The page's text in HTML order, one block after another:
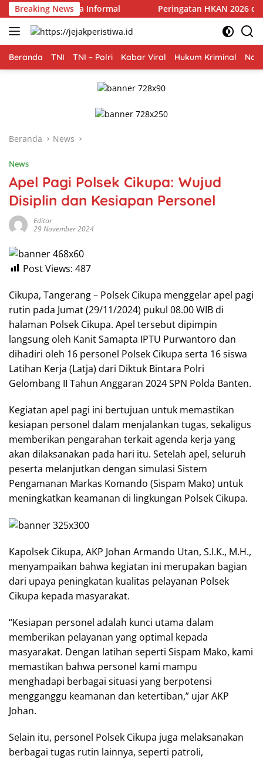
Langsung
ke
konten
Breaking News
Pekerja Informal Peringatan HKAN 2026 di
Beranda TNI TNI – Polri Kabar Viral Hukum Kriminal
Beranda News
News
Apel Pagi Polsek Cikupa: Wujud
Disiplin dan Kesiapan Personel
Editor
29 November 2024
Post Views: 487
Cikupa, Tangerang – Polsek Cikupa menggelar apel pagi
rutin pada Jumat (29/11/2024) pukul 08.00 WIB di
halaman Polsek Cikupa. Apel tersebut dipimpin
langsung oleh Kanit Samapta IPTU Purwantoro dan
dihadiri oleh 16 personel Polsek Cikupa serta 16 siswa
Latihan Kerja (Latja) dari Diktuk Bintara Polri
Gelombang II Tahun Anggaran 2024 SPN Polda Banten.
Kegiatan apel pagi ini bertujuan untuk memastikan
kesiapan personel dalam menjalankan tugas, sekaligus
memberikan pengarahan terkait agenda kerja yang
akan dilaksanakan pada hari itu. Setelah apel, seluruh
peserta melanjutkan dengan simulasi Sistem
Pengamanan Markas Komando (Sispam Mako) untuk
meningkatkan keamanan di lingkungan Polsek Cikupa.
Kapolsek Cikupa, AKP Johan Armando Utan, S.I.K., M.H.,
menyampaikan bahwa kegiatan ini merupakan bagian
dari upaya peningkatan kualitas pelayanan Polsek
Cikupa kepada masyarakat.
“Kesiapan personel adalah kunci utama dalam
memberikan pelayanan yang optimal kepada
masyarakat. Dengan latihan seperti Sispam Mako, kami
memastikan bahwa personel kami mampu
menghadapi berbagai situasi yang berpotensi
mengganggu keamanan dan ketertiban,” ujar AKP
Johan.
Selain itu, personel Polsek Cikupa juga melaksanakan
berbagai tugas rutin lainnya, seperti patroli,